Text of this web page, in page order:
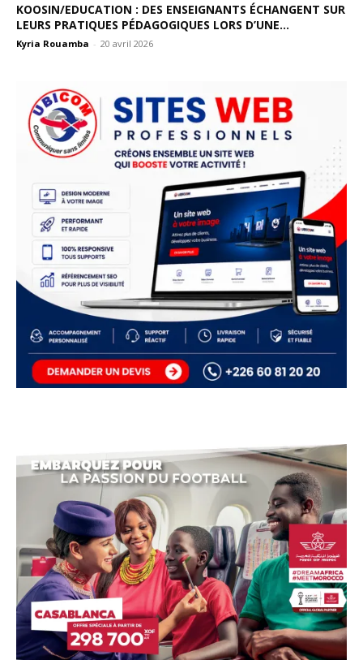
KOOSIN/EDUCATION : DES ENSEIGNANTS ÉCHANGENT SUR
LEURS PRATIQUES PÉDAGOGIQUES LORS D’UNE...
Kyria Rouamba - 20 avril 2026